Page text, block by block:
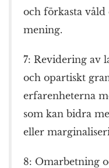
och förkasta våld
mening.
7: Revidering av
och opartiskt
erfarenheterna
som kan bidra
eller
8: Omarbetning